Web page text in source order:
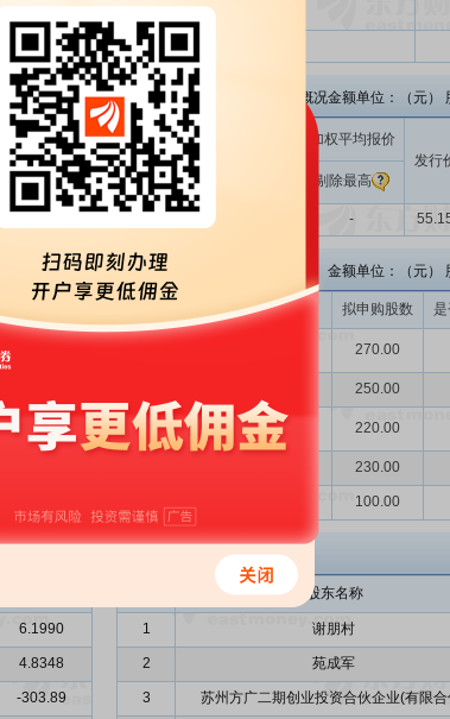
募集资金-投资金额总计）
与实际募集资金总额比
必易微网下询价概况金额单位：（元
均报价 公募基金报价中位数
公募基金加权平均报价
发行
剔除最高 全部 剔除最高 剔除最高
-
金额单位：（元）
配售对象类别 申报价格 拟申购股数
券投资基金 270.00
金 250.00
基金 其它 83.24 220.00
基金 230.00
基金 100.00
书、申报稿
6.1990
4.8348
-303.89
主要股东
股东名称
1 谢朋村
2 苑成军
3 苏州方广二期创业投资合伙企业(有限合